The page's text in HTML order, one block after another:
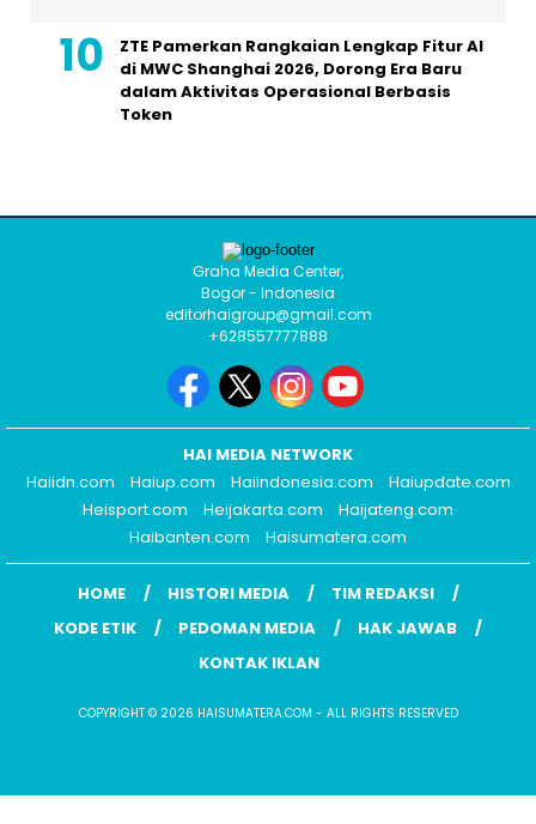
ZTE Pamerkan Rangkaian Lengkap Fitur AI
di MWC Shanghai 2026, Dorong Era Baru
dalam Aktivitas Operasional Berbasis
Token
Graha Media Center,
Bogor - Indonesia
editorhaigroup@gmail.com
+628557777888
HAI MEDIA NETWORK
Haiidn.com
Haiup.com Haiindonesia.com
Haiupdate.com
Heisport.com
Heijakarta.com
Haijateng.com
Haibanten.com
Haisumatera.com
HOME HISTORI MEDIA
TIM REDAKSI
KODE ETIK
PEDOMAN MEDIA
HAK JAWAB
KONTAK IKLAN
COPYRIGHT © 2026 HAISUMATERA.COM - ALL RIGHTS RESERVED